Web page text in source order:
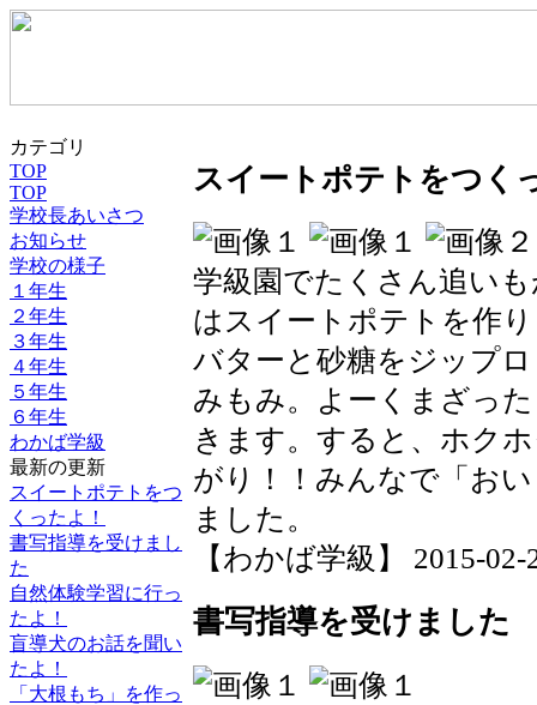
カテゴリ
TOP
TOP
学校長あいさつ
お知らせ
学校の様子
１年生
２年生
３年生
４年生
５年生
６年生
わかば学級
最新の更新
スイートポテトをつ
くったよ！
書写指導を受けまし
た
自然体験学習に行っ
たよ！
盲導犬のお話を聞い
たよ！
「大根もち」を作っ
スイートポテトをつく
学級園でたくさん追い
はスイートポテトを作
バターと砂糖をジップ
みもみ。よーくまざっ
きます。すると、ホク
がり！！みんなで「お
ました。
【わかば学級】 2015-02-
書写指導を受けました